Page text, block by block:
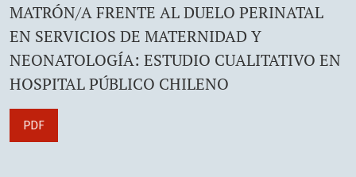
MATRÓN/A FRENTE AL DUELO PERINATAL
EN SERVICIOS DE MATERNIDAD Y
NEONATOLOGÍA: ESTUDIO CUALITATIVO EN
HOSPITAL PÚBLICO CHILENO
PDF